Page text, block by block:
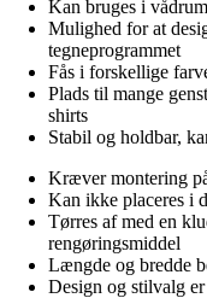
Kan bruges i vådrum
Mulighed for at
tegneprogrammet
Fås i forskellige
Plads til mange
shirts
Stabil og holdbar,
Kræver montering
Kan ikke placeres i
Tørres af med en
rengøringsmiddel
Længde og bredde
Design og stilvalg